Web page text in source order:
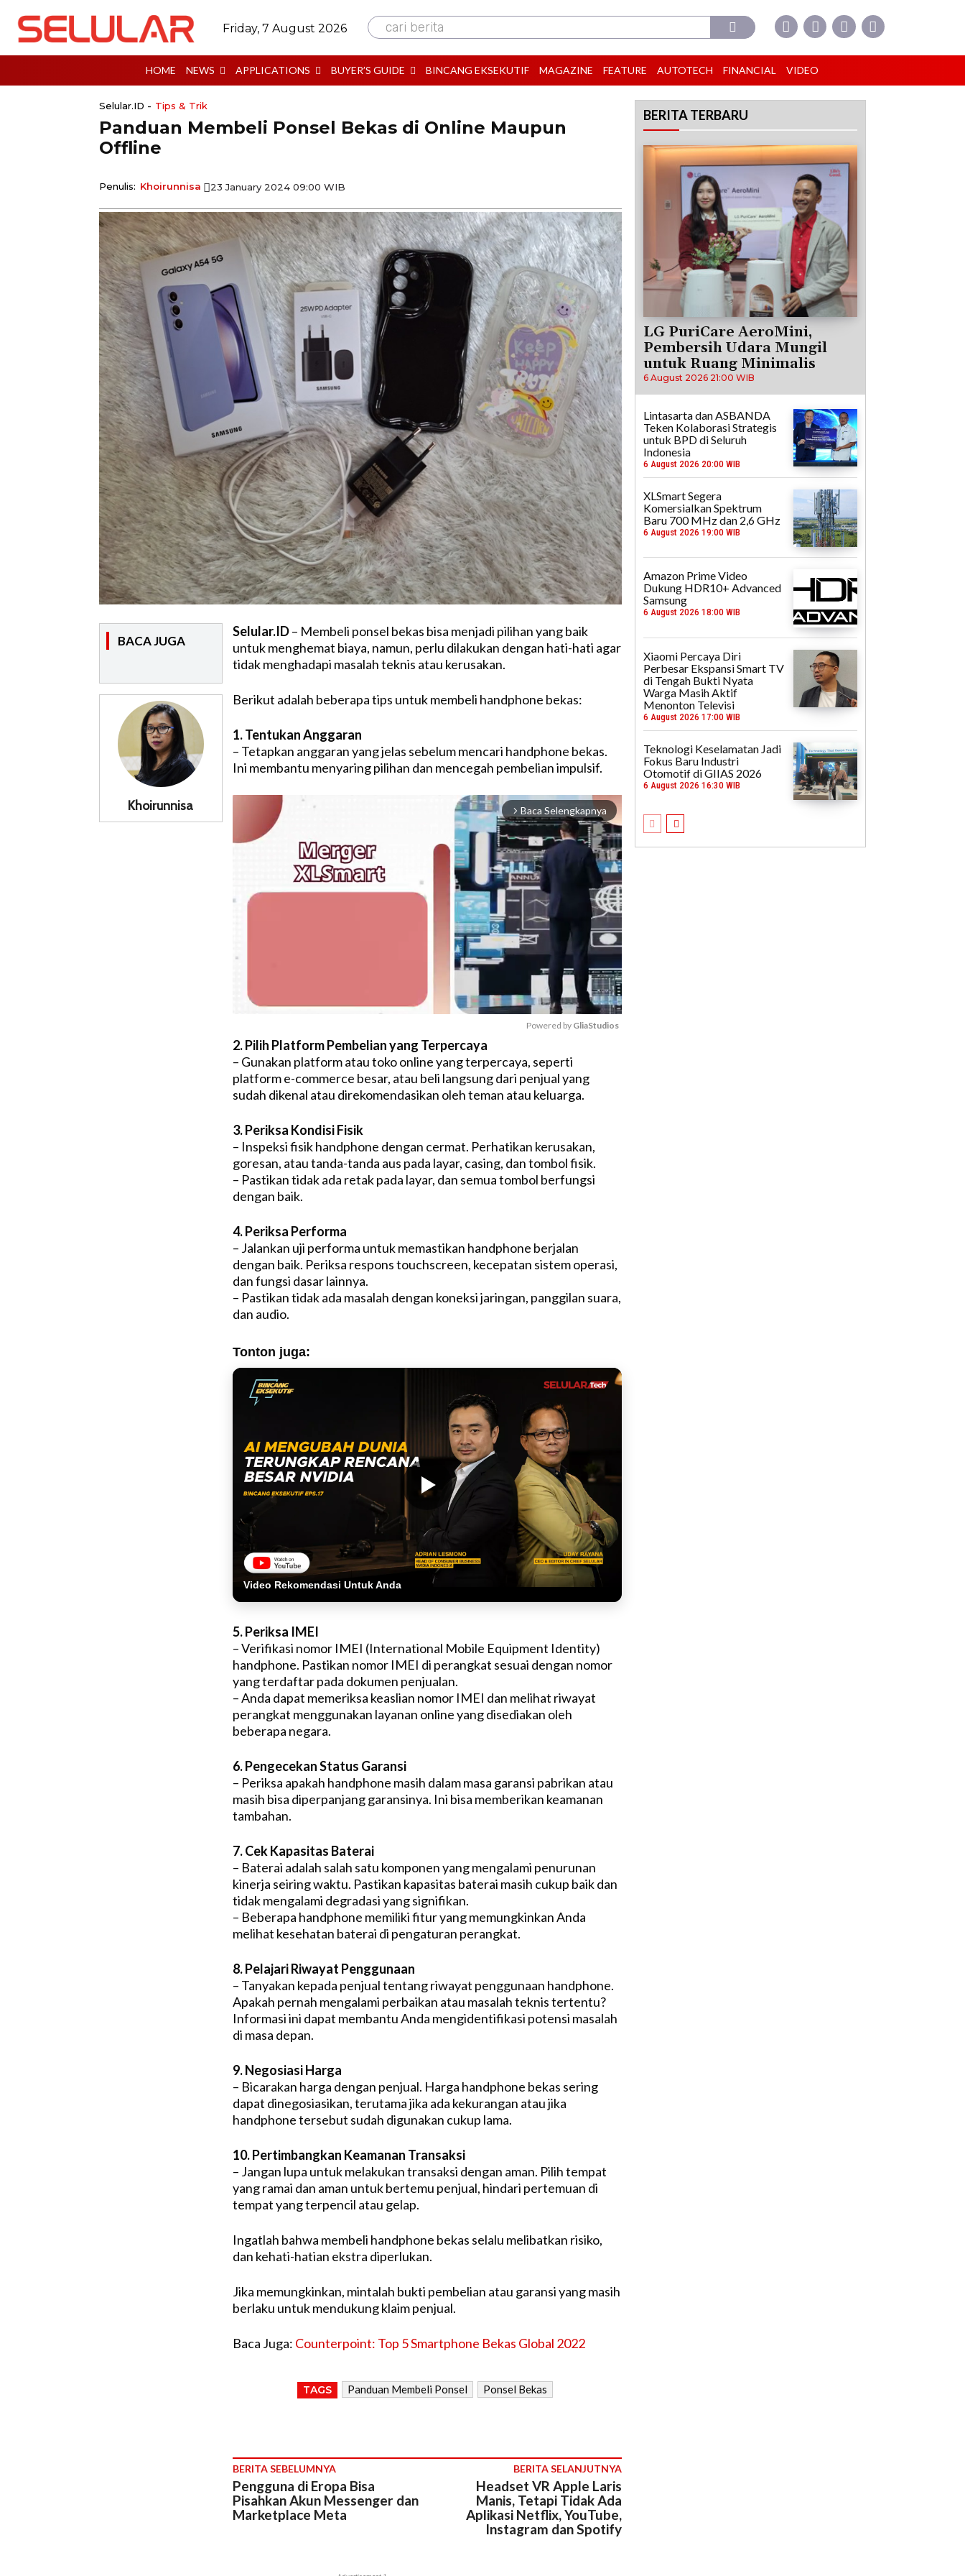
Friday, 7 August 2026 cari berita
HOME NEWS APPLICATIONS BUYER’S GUIDE BINCANG EKSEKUTIF MAGAZINE FEATURE AUTOTECH FINANCIAL VIDEO
Selular.ID - Tips & Trik
Panduan Membeli Ponsel Bekas di Online Maupun
Offline
Penulis: Khoirunnisa 23 January 2024 09:00 WIB
BACA JUGA
Khoirunnisa
Selular.ID– Membeli ponsel bekas bisa menjadi pilihan yang baik
untuk menghemat biaya, namun, perlu dilakukan dengan hati-hati agar
tidak menghadapi masalah teknis atau kerusakan.
Berikut adalah beberapa tips untuk membeli handphone bekas:
1. Tentukan Anggaran
– Tetapkan anggaran yang jelas sebelum mencari handphone bekas.
Ini membantu menyaring pilihan dan mencegah pembelian impulsif.
arrow_forward_ios Baca Selengkapnya
M
u
Powered by GliaStudios
2. Pilih Platform Pembelian yang Terpercaya
– Gunakan platform atau toko online yang terpercaya, seperti
platform e-commerce besar, atau beli langsung dari penjual yang
sudah dikenal atau direkomendasikan oleh teman atau keluarga.
3. Periksa Kondisi Fisik
– Inspeksi fisik handphone dengan cermat. Perhatikan kerusakan,
goresan, atau tanda-tanda aus pada layar, casing, dan tombol fisik.
– Pastikan tidak ada retak pada layar, dan semua tombol berfungsi
dengan baik.
4. Periksa Performa
– Jalankan uji performa untuk memastikan handphone berjalan
dengan baik. Periksa respons touchscreen, kecepatan sistem operasi,
dan fungsi dasar lainnya.
– Pastikan tidak ada masalah dengan koneksi jaringan, panggilan suara,
dan audio.
Tonton juga:
Video Rekomendasi Untuk Anda
5. Periksa IMEI
– Verifikasi nomor IMEI (International Mobile Equipment Identity)
handphone. Pastikan nomor IMEI di perangkat sesuai dengan nomor
yang terdaftar pada dokumen penjualan.
– Anda dapat memeriksa keaslian nomor IMEI dan melihat riwayat
perangkat menggunakan layanan online yang disediakan oleh
beberapa negara.
6. Pengecekan Status Garansi
– Periksa apakah handphone masih dalam masa garansi pabrikan atau
masih bisa diperpanjang garansinya. Ini bisa memberikan keamanan
tambahan.
7. Cek Kapasitas Baterai
– Baterai adalah salah satu komponen yang mengalami penurunan
kinerja seiring waktu. Pastikan kapasitas baterai masih cukup baik dan
tidak mengalami degradasi yang signifikan.
– Beberapa handphone memiliki fitur yang memungkinkan Anda
melihat kesehatan baterai di pengaturan perangkat.
8. Pelajari Riwayat Penggunaan
– Tanyakan kepada penjual tentang riwayat penggunaan handphone.
Apakah pernah mengalami perbaikan atau masalah teknis tertentu?
Informasi ini dapat membantu Anda mengidentifikasi potensi masalah
di masa depan.
9. Negosiasi Harga
– Bicarakan harga dengan penjual. Harga handphone bekas sering
dapat dinegosiasikan, terutama jika ada kekurangan atau jika
handphone tersebut sudah digunakan cukup lama.
10. Pertimbangkan Keamanan Transaksi
– Jangan lupa untuk melakukan transaksi dengan aman. Pilih tempat
yang ramai dan aman untuk bertemu penjual, hindari pertemuan di
tempat yang terpencil atau gelap.
Ingatlah bahwa membeli handphone bekas selalu melibatkan risiko,
dan kehati-hatian ekstra diperlukan.
Jika memungkinkan, mintalah bukti pembelian atau garansi yang masih
berlaku untuk mendukung klaim penjual.
Baca Juga: Counterpoint: Top 5 Smartphone Bekas Global 2022
TAGS Panduan Membeli Ponsel Ponsel Bekas
BERITA SEBELUMNYA
Pengguna di Eropa Bisa
Pisahkan Akun Messenger dan
Marketplace Meta
BERITA SELANJUTNYA
Headset VR Apple Laris
Manis, Tetapi Tidak Ada
Aplikasi Netflix, YouTube,
Instagram dan Spotify
BERITA TERBARU
LG PuriCare AeroMini,
Pembersih Udara Mungil
untuk Ruang Minimalis
6 August 2026 21:00 WIB
Lintasarta dan ASBANDA
Teken Kolaborasi Strategis
untuk BPD di Seluruh
Indonesia
6 August 2026 20:00 WIB
XLSmart Segera
Komersialkan Spektrum
Baru 700 MHz dan 2,6 GHz
6 August 2026 19:00 WIB
Amazon Prime Video
Dukung HDR10+ Advanced
Samsung
6 August 2026 18:00 WIB
Xiaomi Percaya Diri
Perbesar Ekspansi Smart TV
di Tengah Bukti Nyata
Warga Masih Aktif
Menonton Televisi
6 August 2026 17:00 WIB
Teknologi Keselamatan Jadi
Fokus Baru Industri
Otomotif di GIIAS 2026
6 August 2026 16:30 WIB